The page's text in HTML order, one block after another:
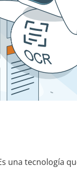
una tecnología